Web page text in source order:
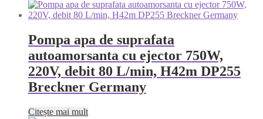
Pompa apa de suprafata
autoamorsanta cu ejector 750W,
220V, debit 80 L/min, H42m DP255
Breckner Germany
Citește mai mult